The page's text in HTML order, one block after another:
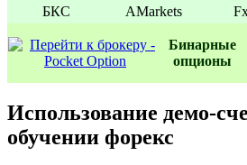
БКС AMarkets
Бинаpные
oпционы
Использование демо-
обучении форекс